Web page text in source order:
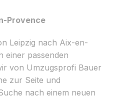
Provence
Leipzig nach Aix-en-
einer passenden
von Umzugsprofi Bauer
zur Seite und
nach einem neuen